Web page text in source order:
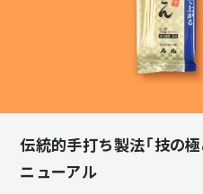
伝統的手打ち製法「技の
ニューアル